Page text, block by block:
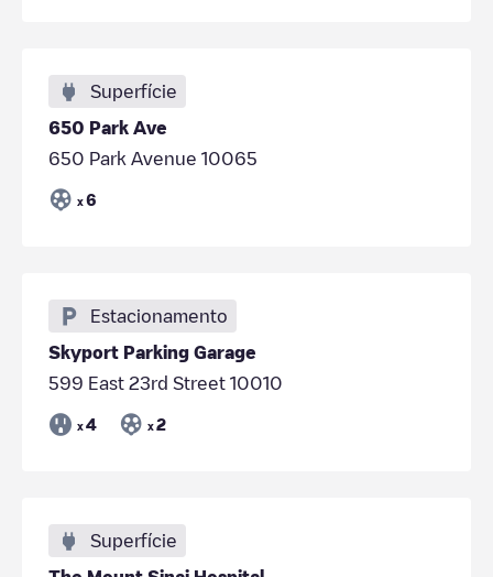
Superfície
650 Park Ave
650 Park Avenue 10065
x 6
Estacionamento
Skyport Parking Garage
599 East 23rd Street 10010
x 4 x 2
Superfície